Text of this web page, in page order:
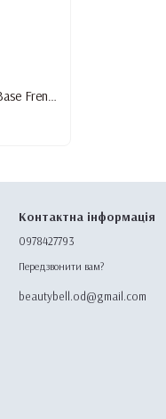
База для гель лаку Lilly Beaute Cover Base French #6, 12 мл
Контактна інформація
0978427793
Передзвонити вам?
beautybell.od@gmail.com